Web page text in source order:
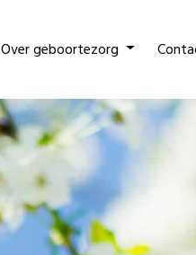
Over geboortezorg